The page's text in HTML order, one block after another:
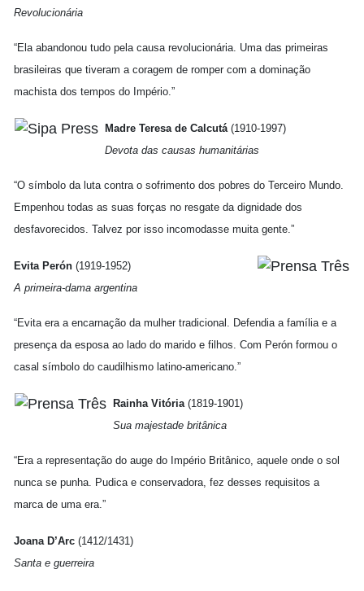
Revolucionária
“Ela abandonou tudo pela causa revolucionária. Uma das primeiras
brasileiras que tiveram a coragem de romper com a dominação
machista dos tempos do Império.”
Madre Teresa de Calcutá(1910-1997)
Devota das causas humanitárias
“O símbolo da luta contra o sofrimento dos pobres do Terceiro Mundo.
Empenhou todas as suas forças no resgate da dignidade dos
desfavorecidos. Talvez por isso incomodasse muita gente.”
Evita Perón (1919-1952)
A primeira-dama argentina
“Evita era a encarnação da mulher tradicional. Defendia a família e a
presença da esposa ao lado do marido e filhos. Com Perón formou o
casal símbolo do caudilhismo latino-americano.”
Rainha Vitória (1819-1901)
Sua majestade britânica
“Era a representação do auge do Império Britânico, aquele onde o sol
nunca se punha. Pudica e conservadora, fez desses requisitos a
marca de uma era.”
Joana D’Arc (1412/1431)
Santa e guerreira